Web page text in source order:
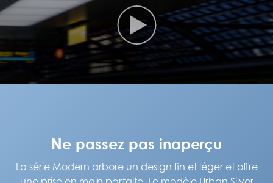
Ne passez pas inaperçu
La série Modern arbore un design fin et léger et offre